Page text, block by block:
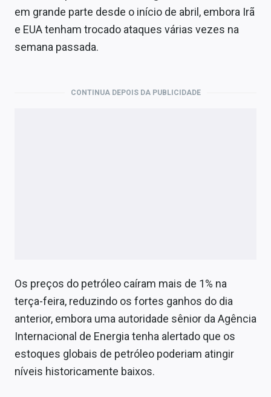
em grande parte desde o início de abril, embora Irã
e EUA tenham trocado ataques várias vezes na
semana passada.
CONTINUA DEPOIS DA PUBLICIDADE
Os preços do petróleo caíram mais de 1% na
terça-feira, reduzindo os fortes ganhos do dia
anterior, embora uma autoridade sênior da Agência
Internacional de Energia tenha alertado que os
estoques globais de petróleo poderiam atingir
níveis historicamente baixos.